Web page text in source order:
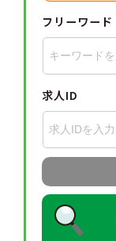
フリーワード
求人ID